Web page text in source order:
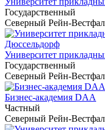
Государственный
Северный Рейн-
Университет
Государственный
Северный Рейн-
Бизнес-академия DAA
Частный
Северный Рейн-